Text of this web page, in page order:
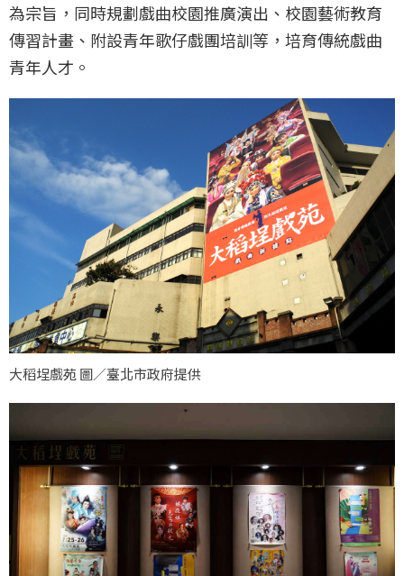
為宗旨，同時規劃戲曲校園推廣演出、校園藝術教育
傳習計畫、附設青年歌仔戲團培訓等，培育傳統戲曲
青年人才。
大稻埕戲苑 圖／臺北市政府提供